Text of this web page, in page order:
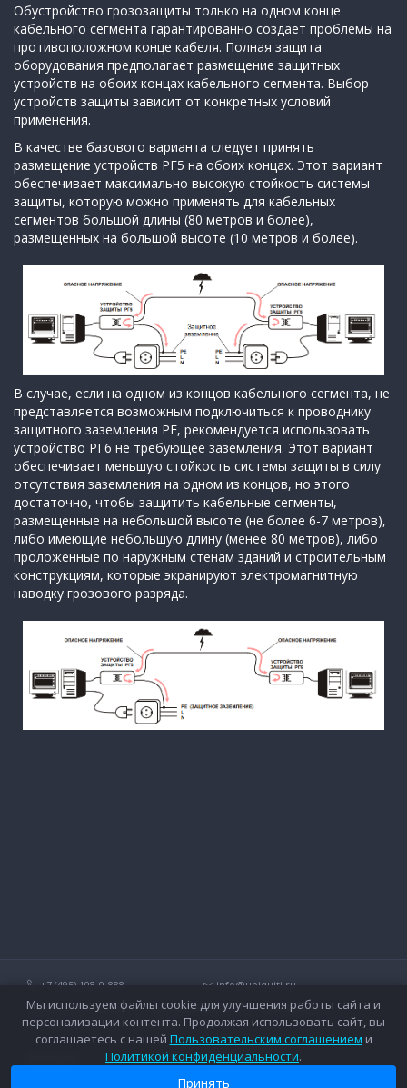
Обустройство грозозащиты только на одном конце
кабельного сегмента гарантированно создает проблемы на
противоположном конце кабеля. Полная защита
оборудования предполагает размещение защитных
устройств на обоих концах кабельного сегмента. Выбор
устройств защиты зависит от конкретных условий
применения.
В качестве базового варианта следует принять
размещение устройств РГ5 на обоих концах. Этот вариант
обеспечивает максимально высокую стойкость системы
защиты, которую можно применять для кабельных
сегментов большой длины (80 метров и более),
размещенных на большой высоте (10 метров и более).
В случае, если на одном из концов кабельного сегмента, не
представляется возможным подключиться к проводнику
защитного заземления РЕ, рекомендуется использовать
устройство РГ6 не требующее заземления. Этот вариант
обеспечивает меньшую стойкость системы защиты в силу
отсутствия заземления на одном из концов, но этого
достаточно, чтобы защитить кабельные сегменты,
размещенные на небольшой высоте (не более 6-7 метров),
либо имеющие небольшую длину (менее 80 метров), либо
проложенные по наружным стенам зданий и строительным
конструкциям, которые экранируют электромагнитную
наводку грозового разряда.
+7 (495) 108-0-888
info@ubiquiti.ru
Технические вопросы и дополнительные консультации о
беспроводных сетях Ubiquiti.
Оплата
Мы используем файлы cookie для улучшения работы сайта и
персонализации контента. Продолжая использовать сайт, вы
соглашаетесь с нашей Пользовательским соглашением и
Политикой конфиденциальности.
Принять